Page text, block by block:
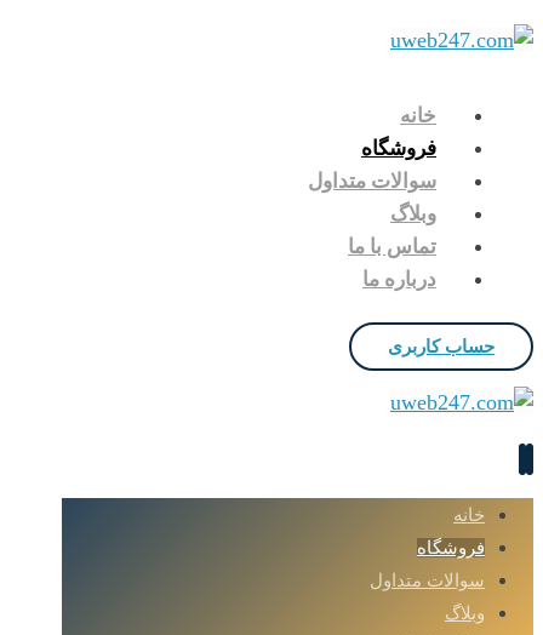
خانه
فروشگاه
سوالات متداول
وبلاگ
تماس با ما
درباره ما
حساب کاربری
خانه
فروشگاه
سوالات متداول
وبلاگ